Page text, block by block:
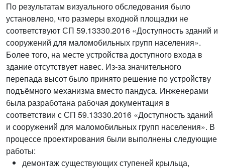
По результатам визуального обследования было
установлено, что размеры входной площадки не
соответствуют СП 59.13330.2016 «Доступность зданий и
сооружений для маломобильных групп населения».
Более того, на месте устройства доступного входа в
здание отсутствует навес. Из-за значительного
перепада высот было принято решение по устройству
подъёмного механизма вместо пандуса. Инженерами
была разработана рабочая документация в
соответствии с СП 59.13330.2016 «Доступность зданий
и сооружений для маломобильных групп населения». В
процессе проектирования были выполнены следующие
работы:
демонтаж существующих ступеней крыльца,